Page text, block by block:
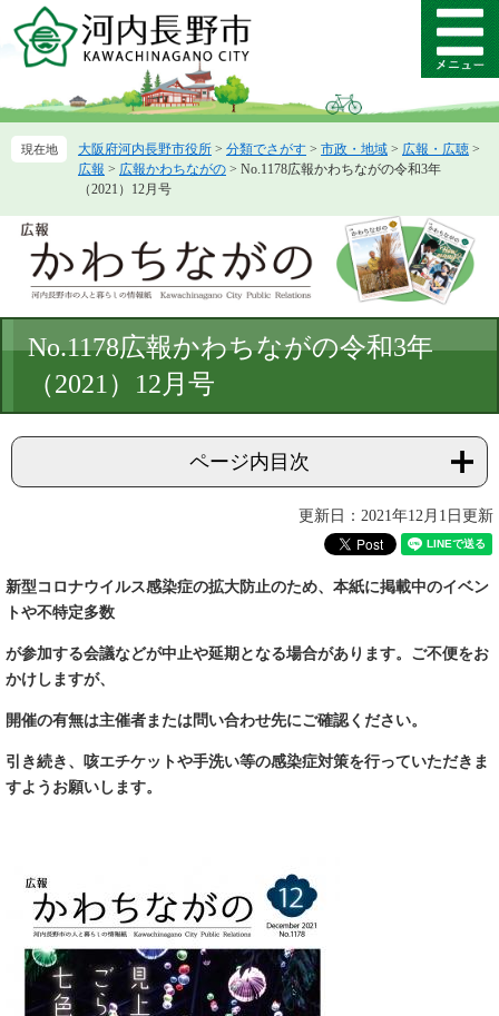
ー
先
ニ
を
メ
ニ
ー
大阪府河内長野市役所 > 分類でさがす > 市政・地域 > 広報・広聴 >
広報 > 広報かわちながの > No.1178広報かわちながの令和3年
（2021）12月号
文
No.1178広報かわちながの令和3年
（2021）12月号
ページ内目次
更新日：2021年12月1日更新
新型コロナウイルス感染症の拡大防止のため、本紙に掲載中のイベン
トや不特定多数
が参加する会議などが中止や延期となる場合があります。ご不便をお
かけしますが、
開催の有無は主催者または問い合わせ先にご確認ください。
引き続き 、咳エチケットや手洗い等の感染症対策を行っていただきま
すようお願いします。